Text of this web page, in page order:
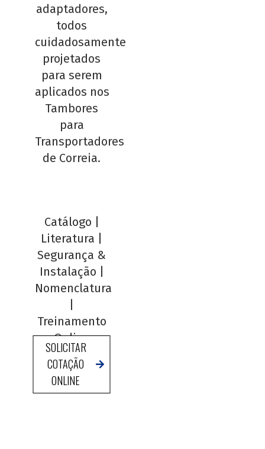
adaptadores,
todos
cuidadosamente
projetados
para serem
aplicados nos
Tambores
para
Transportadores
de Correia.
Catálogo
Literatura
Segurança &
Instalação
Nomenclatura
Treinamento
Online
SOLICITAR
COTAÇÃO
ONLINE